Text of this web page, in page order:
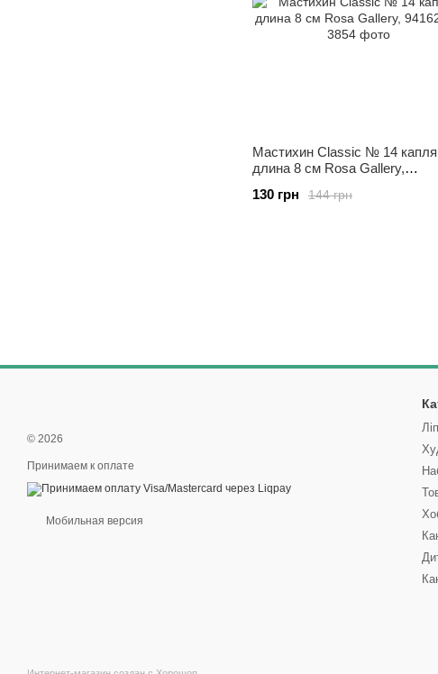
Мастихин Classic № 14 капля
длина 8 см Rosa Gallery,
144 грн
130 грн
© 2026
Принимаем к оплате
Мобильная версия